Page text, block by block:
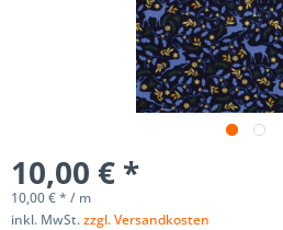
10,00 € *
10,00 € * / m
inkl. MwSt.zzgl. Versandkosten